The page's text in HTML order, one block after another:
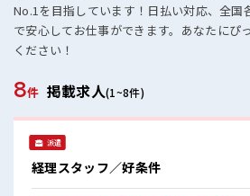
No.1を目指しています！日払い対応、全国
で安心してお仕事ができます。あなたにぴ
ください！
8件 掲載求人(1~8件)
派遣
経理スタッフ／好条件